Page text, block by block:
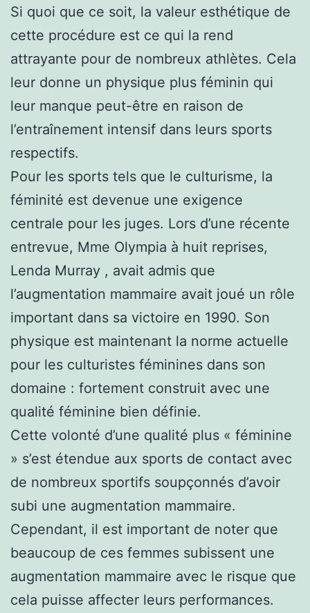
Si quoi que ce soit, la valeur esthétique de
cette procédure est ce qui la rend
attrayante pour de nombreux athlètes. Cela
leur donne un physique plus féminin qui
leur manque peut-être en raison de
l’entraînement intensif dans leurs sports
respectifs.
Pour les sports tels que le culturisme, la
féminité est devenue une exigence
centrale pour les juges. Lors d’une récente
entrevue, Mme Olympia à huit reprises,
Lenda Murray , avait admis que
l’augmentation mammaire avait joué un rôle
important dans sa victoire en 1990. Son
physique est maintenant la norme actuelle
pour les culturistes féminines dans son
domaine : fortement construit avec une
qualité féminine bien définie.
Cette volonté d’une qualité plus « féminine
» s’est étendue aux sports de contact avec
de nombreux sportifs soupçonnés d’avoir
subi une augmentation mammaire.
Cependant, il est important de noter que
beaucoup de ces femmes subissent une
augmentation mammaire avec le risque que
cela puisse affecter leurs performances.